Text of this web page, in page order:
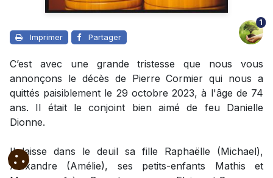
Imprimer Partager
1
C’est avec une grande tristesse que nous vous
annonçons le décès de Pierre Cormier qui nous a
quittés paisiblement le 29 octobre 2023, à l'âge de 74
ans. Il était le conjoint bien aimé de feu Danielle
Dionne.
Il laisse dans le deuil sa fille Raphaëlle (Michael),
Alexandre (Amélie), ses petits-enfants Mathis et